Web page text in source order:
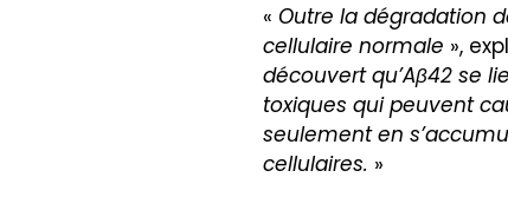
« Outre la dégradation
cellulaire normale »,
découvert qu’Aβ42 se
toxiques qui peuvent
seulement en
cellulaires. »